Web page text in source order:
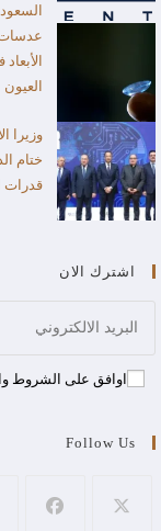
عدسات
العيون
وزيرا
ختام
قدرات
اشترك الان
اوافق على الشروط
Follow Us